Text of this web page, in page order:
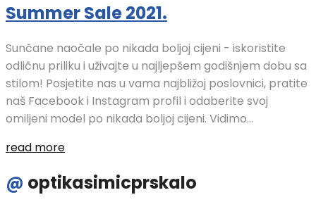
Summer Sale 2021.
Sunčane naočale po nikada boljoj cijeni - iskoristite
odličnu priliku i uživajte u najljepšem godišnjem dobu sa
stilom! Posjetite nas u vama najbližoj poslovnici, pratite
naš Facebook i Instagram profil i odaberite svoj
omiljeni model po nikada boljoj cijeni. Vidimo...
read more
@ optikasimicprskalo